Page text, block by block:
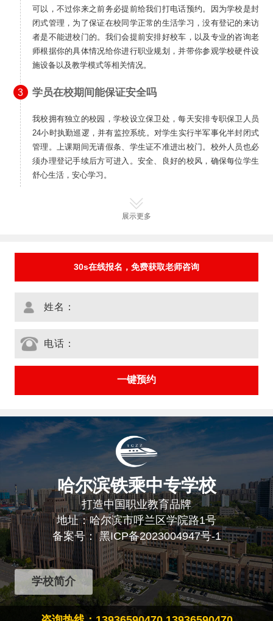
可以，不过你来之前务必提前给我们打电话预约。因为学校是封
闭式管理，为了保证在校同学正常的生活学习，没有登记的来访
者是不能进校门的。我们会提前安排好校车，以及专业的咨询老
师根据你的具体情况给你进行职业规划，并带你参观学校硬件设
施设备以及教学模式等相关情况。
学员在校期间能保证安全吗
3
我校拥有独立的校园，学校设立保卫处，每天安排专职保卫人员
24小时执勤巡逻，并有监控系统。对学生实行半军事化半封闭式
管理。上课期间无请假条、学生证不准进出校门。校外人员也必
须办理登记手续后方可进入。安全、良好的校风，确保每位学生
舒心生活，安心学习。
展示更多
30s在线报名，免费获取老师咨询
姓名：
电话：
哈尔滨铁乘中专学校
打造中国职业教育品牌
地址：哈尔滨市呼兰区学院路1号
备案号：黑ICP备2023004947号-1
学校简介